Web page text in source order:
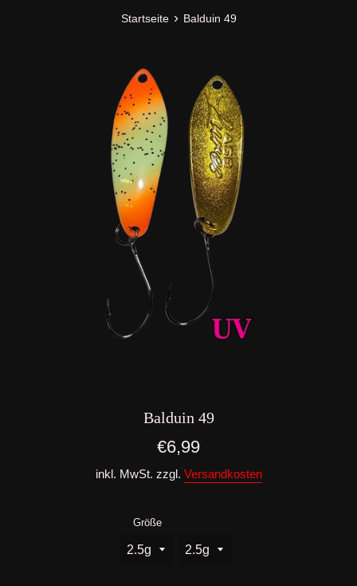
Startseite › Balduin 49
Balduin 49
Normaler
€6,99
inkl. MwSt. zzgl. Versandkosten
Größe